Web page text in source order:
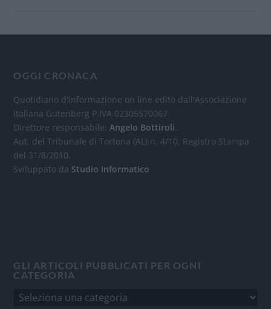
OGGI CRONACA
Quotidiano d'informazione on line edito dall'Associazione
Italiana Gutenberg P.IVA 02305570067.
Direttore responsabile:Angelo Bottiroli
Aut. del Tribunale di Tortona (AL) n. 4/10, Registro Stampa
del 31/8/2010.
Sviluppato da Studio Informatico
GLI ARTICOLI PUBBLICATI PER OGNI
CATEGORIA